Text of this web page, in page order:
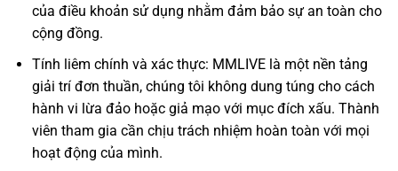
của điều khoản sử dụng nhằm đảm bảo sự an toàn cho
cộng đồng.
Tính liêm chính và xác thực: MMLIVE là một nền tảng
giải trí đơn thuần, chúng tôi không dung túng cho cách
hành vi lừa đảo hoặc giả mạo với mục đích xấu. Thành
viên tham gia cần chịu trách nhiệm hoàn toàn với mọi
hoạt động của mình.